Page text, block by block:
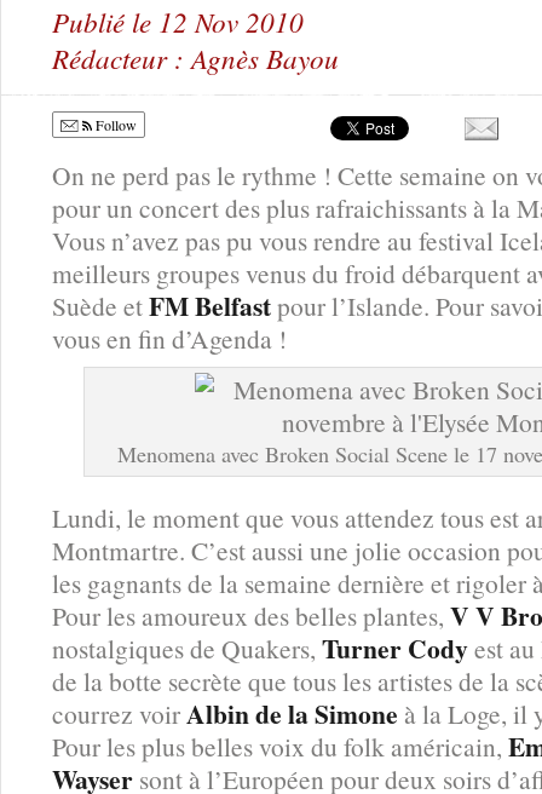
Publié le 12 Nov 2010
Rédacteur : Agnès Bayou
Follow
On ne perd pas le rythme ! Cette semaine on
pour un concert des plus rafraichissants à la
Vous n’avez pas pu vous rendre au festival
meilleurs groupes venus du froid débarquent
Suède etFM Belfastpour l’Islande. Pour
vous en fin d’Agenda !
Menomena avec Broken Social Scene le 17
Lundi, le moment que vous attendez tous est
Montmartre. C’est aussi une jolie occasion
les gagnants de la semaine dernière et rigoler
Pour les amoureux des belles plantes, V V
nostalgiques de Quakers, Turner Codyest
de la botte secrète que tous les artistes de la
courrez voirAlbin de la Simone à la Loge, il
Pour les plus belles voix du folk américain,
Wayser sont à l’Européen pour deux soirs